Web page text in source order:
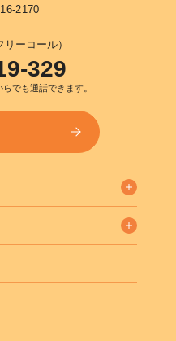
2170
ーコール）
329
でも通話できます。